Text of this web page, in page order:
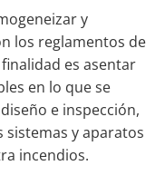
y
los reglamentos de
es asentar
en lo que se
e inspección,
y aparatos
incendios.